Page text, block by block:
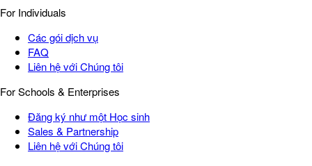
For Individuals
Các gói dịch vụ
FAQ
Liên hệ với Chúng tôi
For Schools & Enterprises
Đăng ký như một Học sinh
Sales & Partnership
Liên hệ với Chúng tôi